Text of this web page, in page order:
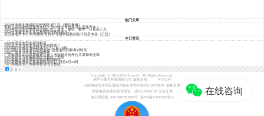
热门文章
2023年专升本考试时间全国各省汇总（预估参考）
专科当兵回来能直接升本吗？2022年大专当兵可以直接升本！
2024年四川专升本考试大纲公布！语文、英语、数学、计算机汇总
2021年安徽专升本各院校录取分数线盘点！
全国各省市专升本|专插本|专转本|专接本院校招生计划及专业（汇总）
今日资讯
2026年河北专升本考试科目
2026河北专升本本专科专业对照表！
2025四川专升本考试时间为4月17日-18日
2025四川专升本考试政策发布~含报名时间和考试时间
2026广西专升本考试大纲发布
广西专升本2025改革政策公布！考试科目统考公共课和专业课
2025新疆专升本各校录取分数线一览表
2025新疆专升本录取控制分数线确定
2025新疆专升本志愿填报时间6月21日至6月24日
2025年陕西专升本各学校录取分数线
<
1 2 3
>
Copyright © 2018-2024 Exueshi. All Rights Reserved.
易学仕教育科技有限公司 版权所有
平台公约
出版物经营许可证渝南岸新出发书字第5001087306号 刷新页面
增值电信业务经营许可证：渝B2-20200188 安全证书
渝公网安备 50010802003061号
渝ICP备15008282号-1